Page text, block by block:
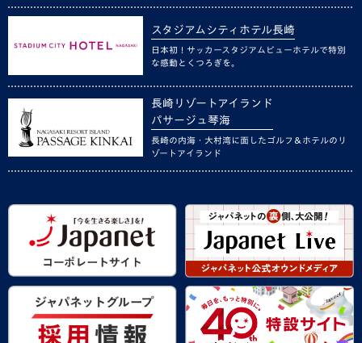
スタジアムシティホテル長崎
日本初！サッカースタジアムビューホテルで特別
な感動とくつろぎを。
長崎リゾートアイランド
パサージュ琴海
長崎の内海・大村湾に面したゴルフ＆ホテルのリ
ゾートアイランド